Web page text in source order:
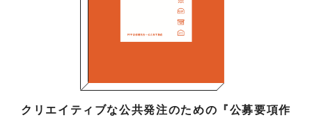
クリエイティブな公共発注のための『公募要項作